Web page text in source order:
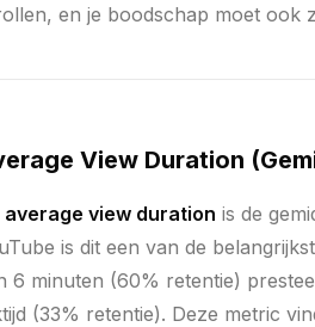
en je boodschap moet ook
View Duration
average view duration is de
is dit een van de
6 minuten (60% retentie)
(33% retentie). Deze metric